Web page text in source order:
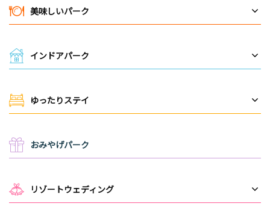
美味しいパーク
インドアパーク
ゆったりステイ
おみやげパーク
リゾートウェディング